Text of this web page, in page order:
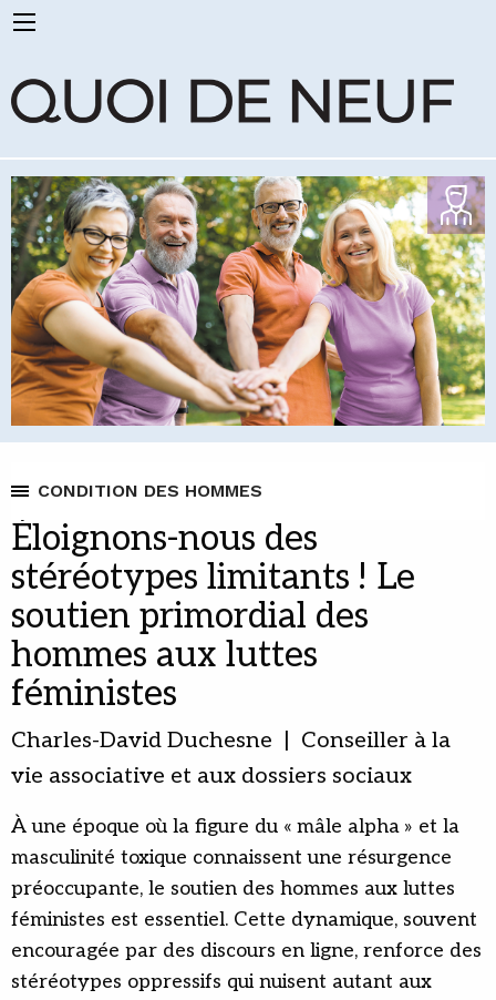
CONDITION DES HOMMES
Éloignons-nous des
stéréotypes limitants ! Le
soutien primordial des
hommes aux luttes
féministes
Charles-David Duchesne | Conseiller à la
vie associative et aux dossiers sociaux
À une époque où la figure du « mâle alpha » et la
masculinité toxique connaissent une résurgence
préoccupante, le soutien des hommes aux luttes
féministes est essentiel. Cette dynamique, souvent
encouragée par des discours en ligne, renforce des
stéréotypes oppressifs qui nuisent autant aux